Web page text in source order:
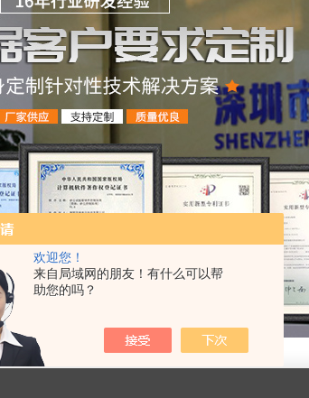
欢迎您！
来自局域网的朋友！有什么可以帮
助您的吗？